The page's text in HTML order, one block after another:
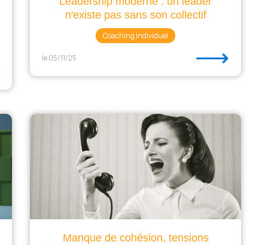
n'existe pas sans son collectif
Coaching Individuel
le 05/11/25 ⟶
Manque de cohésion, tensions